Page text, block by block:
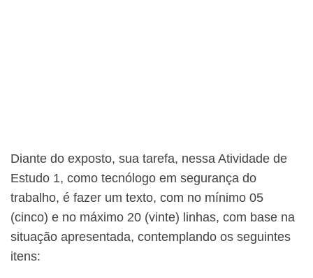
Diante do exposto, sua tarefa, nessa Atividade de
Estudo 1, como tecnólogo em segurança do
trabalho, é fazer um texto, com no mínimo 05
(cinco) e no máximo 20 (vinte) linhas, com base na
situação apresentada, contemplando os seguintes
itens: